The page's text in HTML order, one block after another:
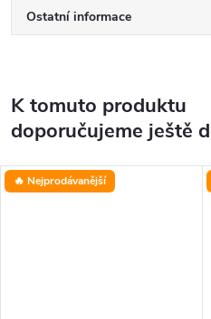
Ostatní informace
K tomuto produktu
doporučujeme ještě
🔥 Nejprodávanější